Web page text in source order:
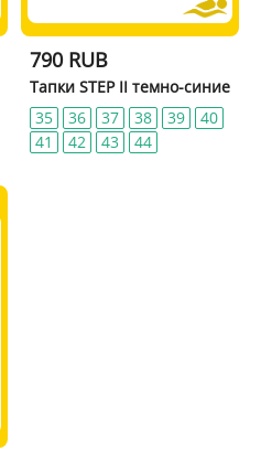
790 RUB
Тапки STEP II темно-синие
35
36 37 38 39
40
41
42 43 44